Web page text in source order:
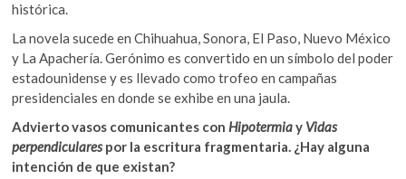
histórica.
La novela sucede en Chihuahua, Sonora, El Paso, Nuevo México
y La Apachería. Gerónimo es convertido en un símbolo del poder
estadounidense y es llevado como trofeo en campañas
presidenciales en donde se exhibe en una jaula.
Advierto vasos comunicantes conHipotermiay Vidas
perpendicularespor la escritura fragmentaria. ¿Hay alguna
intención de que existan?